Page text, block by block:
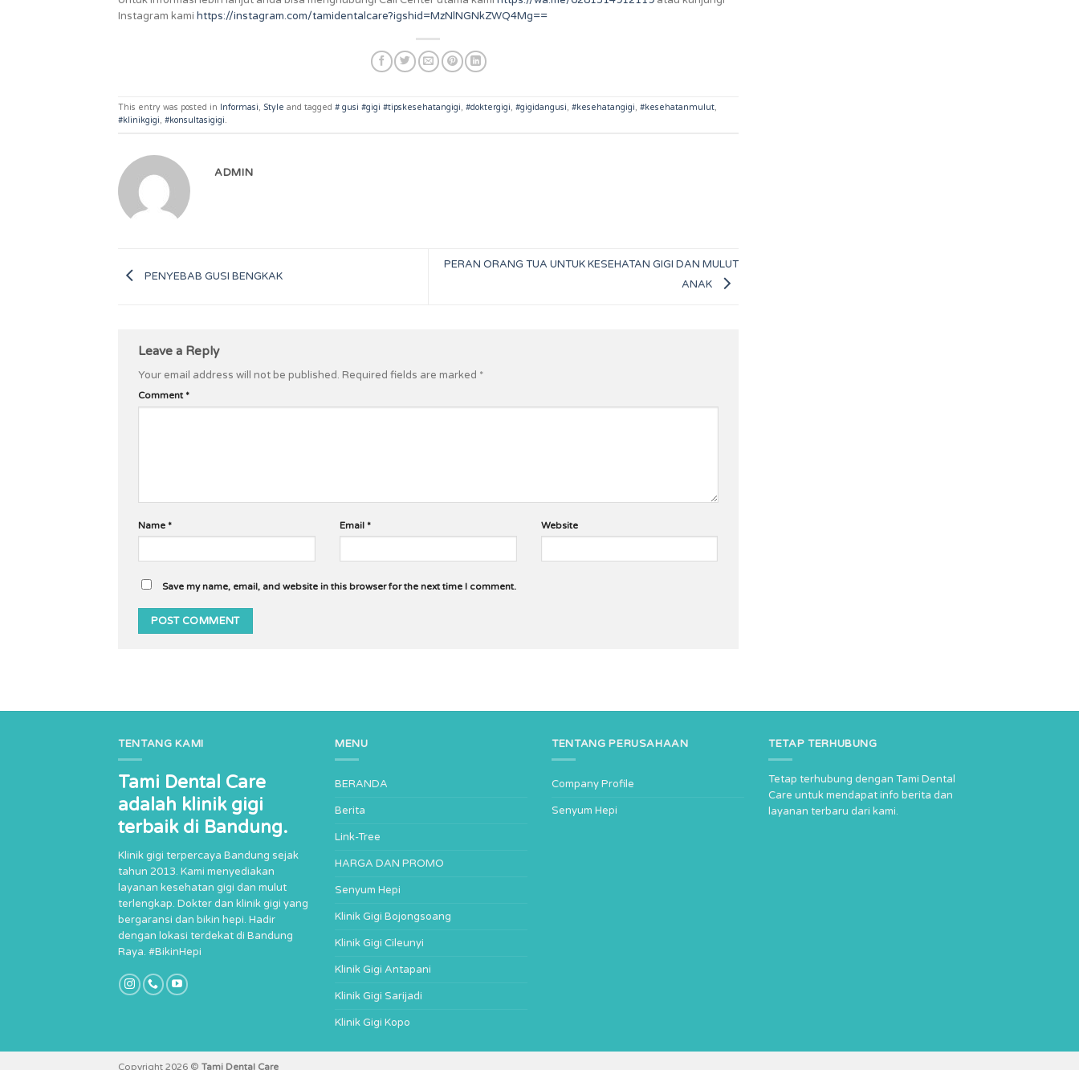
Instagram kami https://instagram.com/tamidentalcare?igshid=MzNlNGNkZWQ4Mg==
This entry was posted in Informasi, Style and tagged # gusi #gigi #tipskesehatangigi, #doktergigi, #gigidangusi, #kesehatangigi, #kesehatanmulut,
#klinikgigi, #konsultasigigi.
ADMIN
PENYEBAB GUSI BENGKAK
PERAN ORANG TUA UNTUK KESEHATAN GIGI DAN MULUT
ANAK
Leave a Reply
Your email address will not be published. Required fields are marked *
Comment *
Name * Email * Website
Save my name, email, and website in this browser for the next time I comment.
TENTANG KAMI
Tami Dental Care
adalah klinik gigi
terbaik di Bandung.
Klinik gigi terpercaya Bandung sejak
tahun 2013. Kami menyediakan
layanan kesehatan gigi dan mulut
terlengkap. Dokter dan klinik gigi yang
bergaransi dan bikin hepi. Hadir
dengan lokasi terdekat di Bandung
Raya. #BikinHepi
MENU
BERANDA
Berita
Link-Tree
HARGA DAN PROMO
Senyum Hepi
Klinik Gigi Bojongsoang
Klinik Gigi Cileunyi
Klinik Gigi Antapani
Klinik Gigi Sarijadi
Klinik Gigi Kopo
TENTANG PERUSAHAAN
Company Profile
Senyum Hepi
TETAP TERHUBUNG
Tetap terhubung dengan Tami Dental
Care untuk mendapat info berita dan
layanan terbaru dari kami.
Copyright 2026 © Tami Dental Care